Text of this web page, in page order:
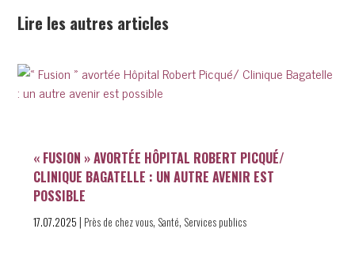
Lire les autres articles
« FUSION » AVORTÉE HÔPITAL ROBERT PICQUÉ/
CLINIQUE BAGATELLE : UN AUTRE AVENIR EST
POSSIBLE
17.07.2025 | Près de chez vous, Santé, Services publics